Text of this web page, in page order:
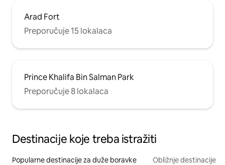
Arad Fort
Preporučuje 15 lokalaca
Prince Khalifa Bin Salman Park
Preporučuje 8 lokalaca
Destinacije koje treba istražiti
Popularne destinacije za duže boravke Obližnje destinacije